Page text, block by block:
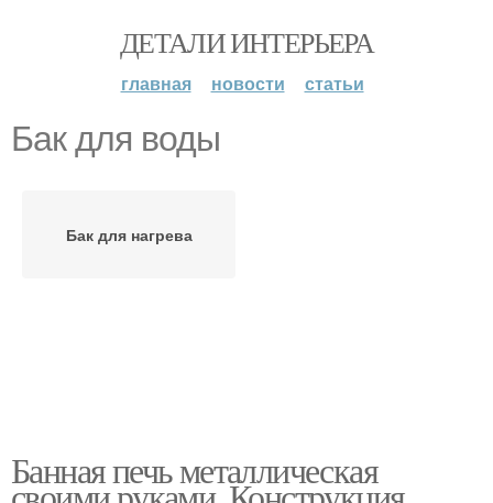
ДЕТАЛИ ИНТЕРЬЕРА
главная новости статьи
Бак для воды
Бак для нагрева
Банная печь металлическая